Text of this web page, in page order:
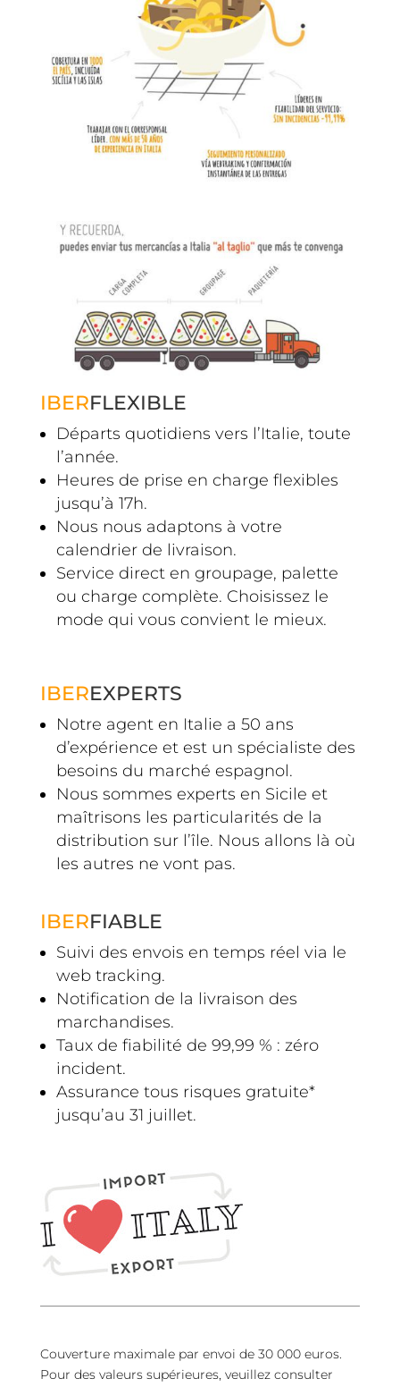
IBERFLEXIBLE
Départs quotidiens vers l’Italie, toute
l’année.
Heures de prise en charge flexibles
jusqu’à 17h.
Nous nous adaptons à votre
calendrier de livraison.
Service direct en groupage, palette
ou charge complète. Choisissez le
mode qui vous convient le mieux.
IBEREXPERTS
Notre agent en Italie a 50 ans
d’expérience et est un spécialiste des
besoins du marché espagnol.
Nous sommes experts en Sicile et
maîtrisons les particularités de la
distribution sur l’île. Nous allons là où
les autres ne vont pas.
IBERFIABLE
Suivi des envois en temps réel via le
web tracking.
Notification de la livraison des
marchandises.
Taux de fiabilité de 99,99 % : zéro
incident.
Assurance tous risques gratuite*
jusqu’au 31 juillet.
Couverture maximale par envoi de 30 000 euros.
Pour des valeurs supérieures, veuillez consulter